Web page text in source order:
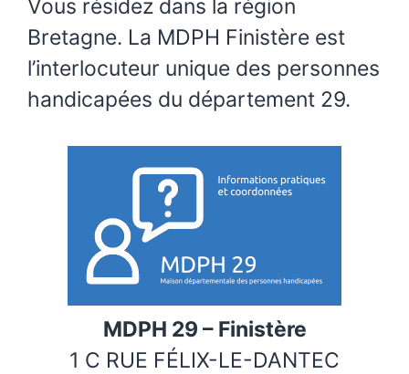
Vous résidez dans la région
Bretagne. La MDPH Finistère est
l’interlocuteur unique des personnes
handicapées du département 29.
MDPH 29 – Finistère
1 C RUE FÉLIX-LE-DANTEC